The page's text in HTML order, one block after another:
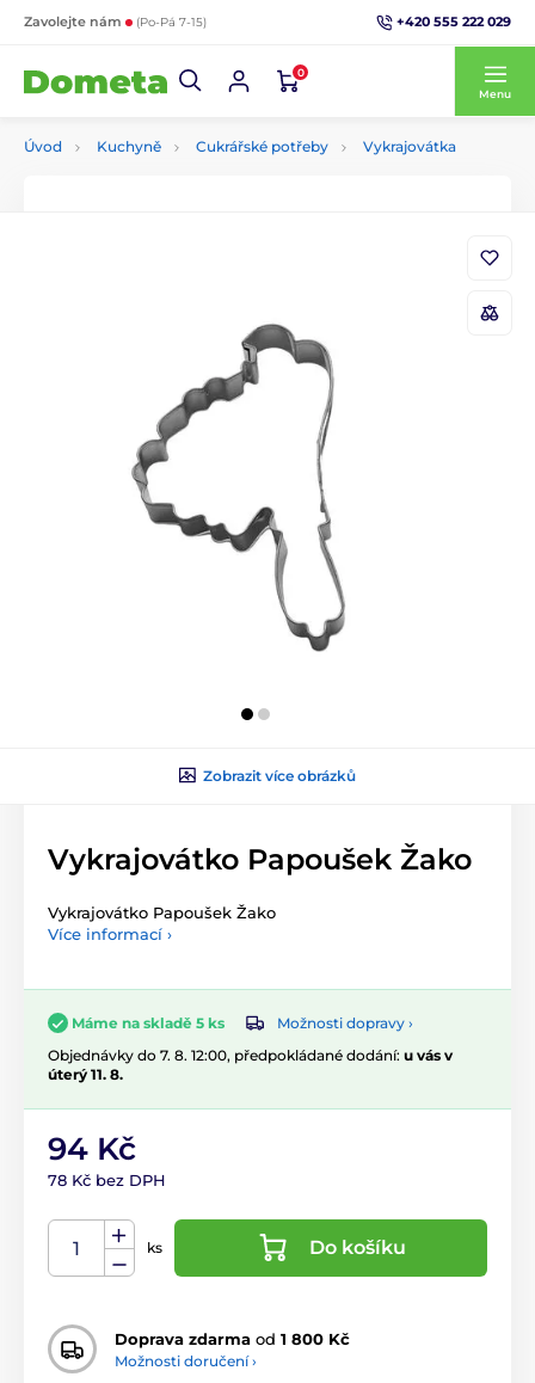
Zavolejte nám (Po-Pá 7-15) +420 555 222 029
0
Menu
Úvod Kuchyně Cukrářské potřeby Vykrajovátka
Zobrazit více obrázků
Vykrajovátko Papoušek Žako
Vykrajovátko Papoušek Žako
Více informací ›
Máme na skladě 5 ks
Možnosti dopravy ›
Objednávky do 7. 8. 12:00, předpokládané dodání: u vás v
úterý 11. 8.
94 Kč
78 Kč bez DPH
ks Do košíku
Doprava zdarma od 1 800 Kč
Možnosti doručení ›